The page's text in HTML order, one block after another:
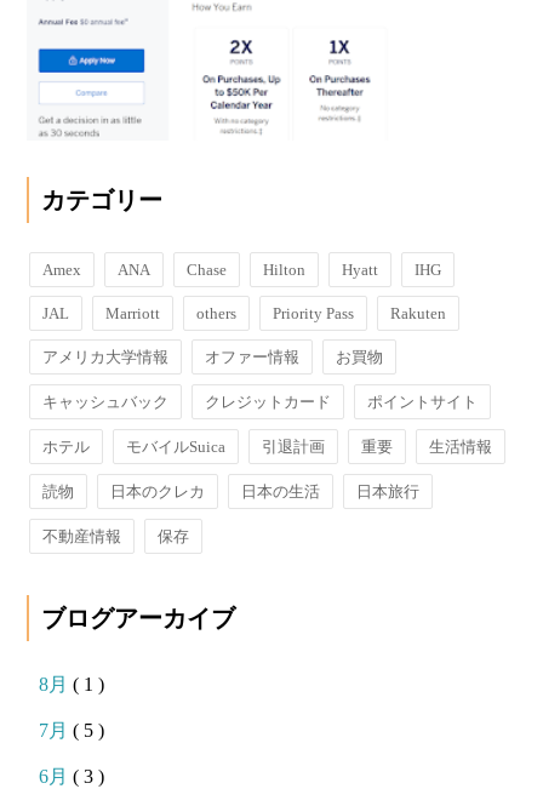
カテゴリー
Amex ANA Chase Hilton Hyatt IHG
JAL Marriott others Priority Pass Rakuten
アメリカ大学情報 オファー情報 お買物
キャッシュバック クレジットカード ポイントサイト
ホテル モバイルSuica 引退計画 重要 生活情報
読物 日本のクレカ 日本の生活 日本旅行
不動産情報 保存
ブログアーカイブ
8月( 1 )
7月( 5 )
6月( 3 )